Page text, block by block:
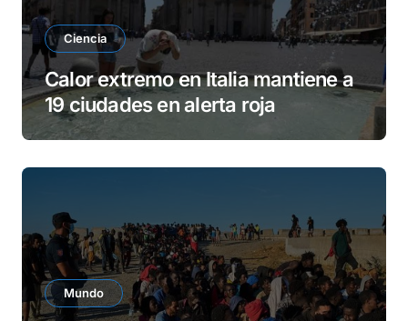
Ciencia
Calor extremo en Italia mantiene a
19 ciudades en alerta roja
Mundo